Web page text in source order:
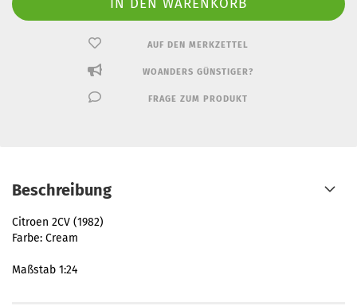
AUF DEN MERKZETTEL
WOANDERS GÜNSTIGER?
FRAGE ZUM PRODUKT
Beschreibung
Citroen 2CV (1982)
Farbe: Cream
Maßstab 1:24